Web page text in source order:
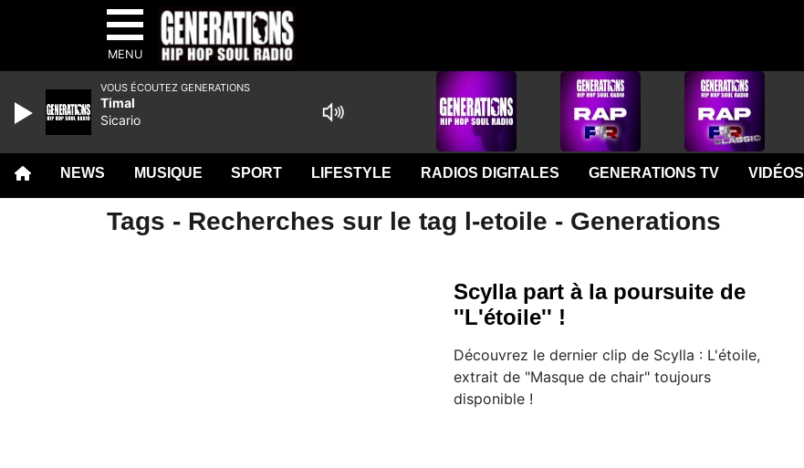
MENU
NEWS MUSIQUE SPORT LIFESTYLE RADIOS DIGITALES GENERATIONS TV VIDÉOS
Tags - Recherches sur le tag l-etoile - Generations
Scylla part à la poursuite de
''L'étoile'' !
Découvrez le dernier clip de Scylla : L'étoile,
extrait de "Masque de chair" toujours
disponible !
VOUS ÉCOUTEZ GENERATIONS
Timal
Sicario